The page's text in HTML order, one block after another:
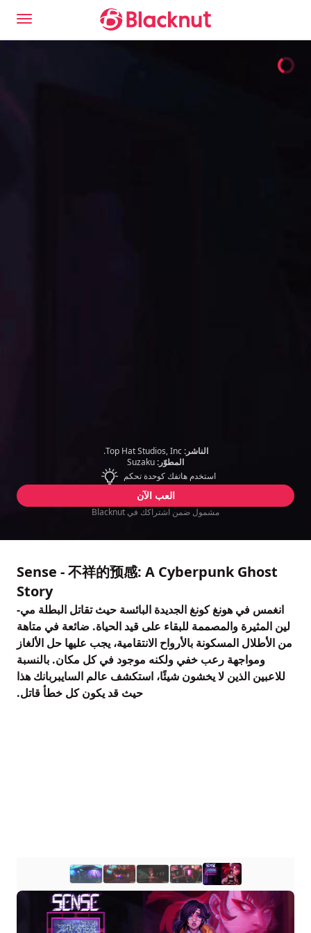
الناشر: Top Hat Studios, Inc.
المطوّر:Suzaku
استخدم هاتفك كوحدة تحكم
العب الآن
مشمول ضمن اشتراكك في Blacknut
Sense - 不祥的预感: A Cyberpunk Ghost
Story
انغمس في هونغ كونغ الجديدة البائسة حيث تقاتل البطلة مي-
لين المثيرة والمصممة للبقاء على قيد الحياة. ضائعة في متاهة
من الأطلال المسكونة بالأرواح الانتقامية، يجب عليها حل الألغاز
ومواجهة رعب خفي ولكنه موجود في كل مكان. بالنسبة
للاعبين الذين لا يخشون شيئًا، استكشف عالم السايبربانك هذا
حيث قد يكون كل خطأ قاتل.